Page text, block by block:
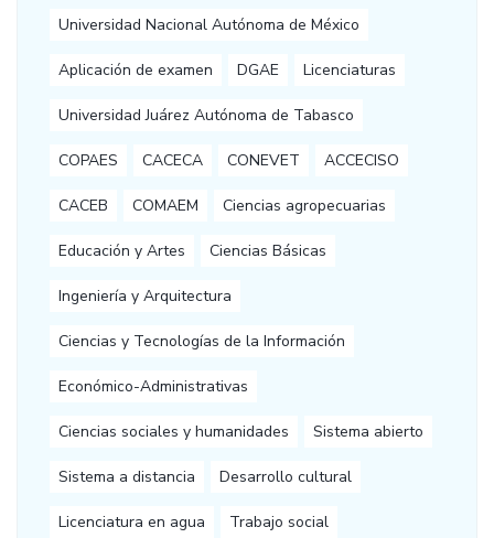
Universidad Nacional Autónoma de México
Aplicación de examen DGAE Licenciaturas
Universidad Juárez Autónoma de Tabasco
COPAES CACECA CONEVET ACCECISO
CACEB COMAEM Ciencias agropecuarias
Educación y Artes Ciencias Básicas
Ingeniería y Arquitectura
Ciencias y Tecnologías de la Información
Económico-Administrativas
Ciencias sociales y humanidades Sistema abierto
Sistema a distancia Desarrollo cultural
Licenciatura en agua Trabajo social